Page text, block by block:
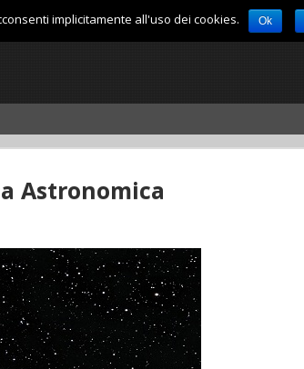
Astronomica
implicitamente all'uso dei cookies. Ok